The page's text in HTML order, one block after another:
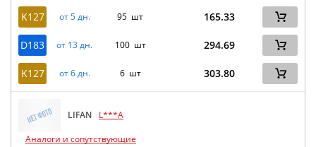
K127 от 5 дн. 95 шт 165.33
D183 от 13 дн. 100 шт 294.69
K127 от 6 дн. 6 шт 303.80
LIFAN
L***A
Аналоги и сопутствующие